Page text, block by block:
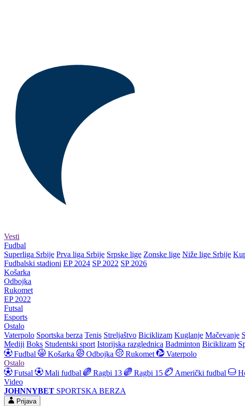
Vesti
Fudbal
Superliga Srbije Prva liga Srbije Srpske lige Zonske lige Niže lige Srbije
Fudbalski stadioni EP 2024 SP 2022 SP 2026
Košarka
Odbojka
Rukomet
EP 2022
Futsal
Esports
Ostalo
Vaterpolo Sportska berza Tenis Streljaštvo Biciklizam Kuglanje Mačevanje
Mediji Boks Studentski sport Istorijska razglednica Badminton Biciklizam
Fudbal
Košarka Odbojka Rukomet
Vaterpolo
Ostalo
Futsal
Mali fudbal Ragbi 13 Ragbi 15 Američki fudbal
Video
JOHNNYBET SPORTSKA BERZA
Prijava